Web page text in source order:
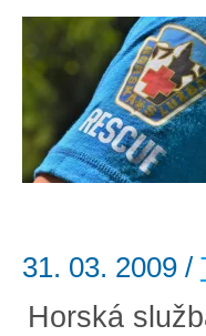
31. 03. 2009 /
Horská